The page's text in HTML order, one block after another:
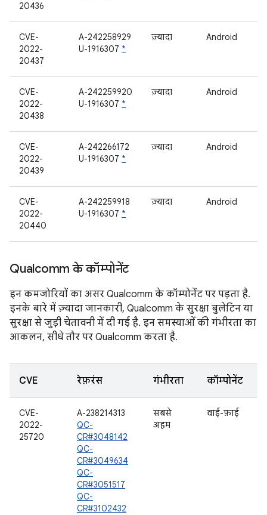
20436
CVE-
2022-
20437
A-242258929
U-1916307 *
ज़्यादा Android
CVE-
2022-
20438
A-242259920
U-1916307 *
ज़्यादा Android
CVE-
2022-
20439
A-242266172
U-1916307 *
ज़्यादा Android
CVE-
2022-
20440
A-242259918
U-1916307 *
ज़्यादा Android
Qualcomm के कॉम्पोनेंट
इन कमजोरियों का असर Qualcomm के कॉम्पोनेंट पर पड़ता है.
इनके बारे में ज़्यादा जानकारी, Qualcomm के सुरक्षा बुलेटिन या
सुरक्षा से जुड़ी चेतावनी में दी गई है. इन समस्याओं की गंभीरता का
आकलन, सीधे तौर पर Qualcomm करता है.
CVE रेफ़रंस गंभीरता कॉम्पोनेंट
CVE-
2022-
25720
A-238214313
QC-
CR#3048142
QC-
CR#3049634
QC-
CR#3051517
QC-
CR#3102432
सबसे
अहम
वाई-फ़ाई